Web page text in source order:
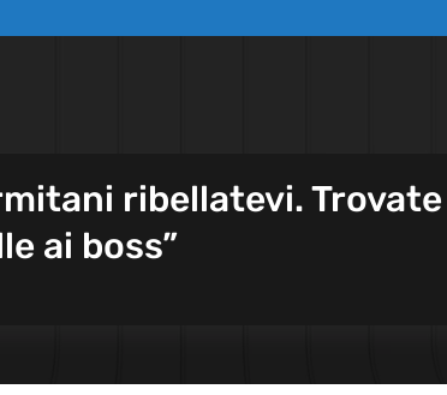
ribellatevi. Trovate
ai boss”